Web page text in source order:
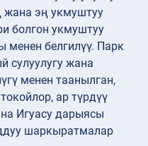
жана эң укмуштуу
болгон укмуштуу
белгилүү. Парк
сулуулугу жана
менен таанылган,
ар түрдүү
Игуасу дарыясы
шаркыратмалар